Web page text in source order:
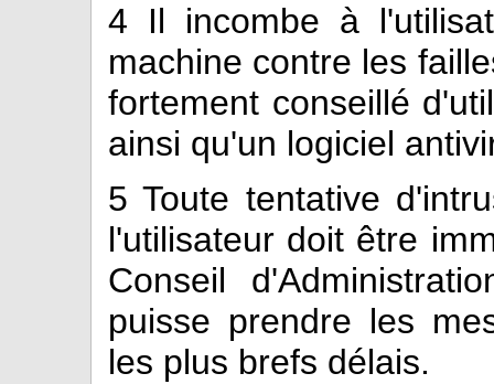
4 Il incombe à
machine contre les
fortement conseillé
ainsi qu'un logiciel
5 Toute tentative
l'utilisateur doit être
Conseil
puisse prendre les
les plus brefs délais.